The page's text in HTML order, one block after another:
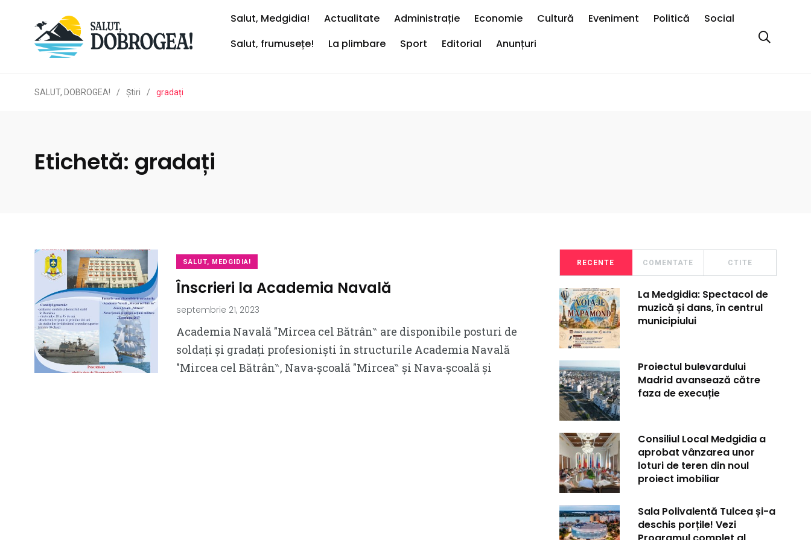
Salut, Medgidia! Actualitate Administrație Economie Cultură Eveniment Politică
Social
Salut, frumusețe!
La plimbare Sport Editorial Anunțuri
SALUT, DOBROGEA! / Ştiri / gradați
Etichetă: gradați
SALUT, MEDGIDIA!
Înscrieri la Academia Navală
septembrie 21, 2023
Academia Navală ″Mircea cel Bătrân‶ are disponibile posturi de
soldați și gradați profesioniști în structurile Academia Navală
″Mircea cel Bătrân‶, Nava-școală ″Mircea‶ și Nava-școală și
RECENTE COMENTATE CTITE
La Medgidia: Spectacol de
muzică și dans, în centrul
municipiului
Proiectul bulevardului
Madrid avansează către
faza de execuție
Consiliul Local Medgidia a
aprobat vânzarea unor
loturi de teren din noul
proiect imobiliar
Sala Polivalentă Tulcea și-a
deschis porțile! Vezi